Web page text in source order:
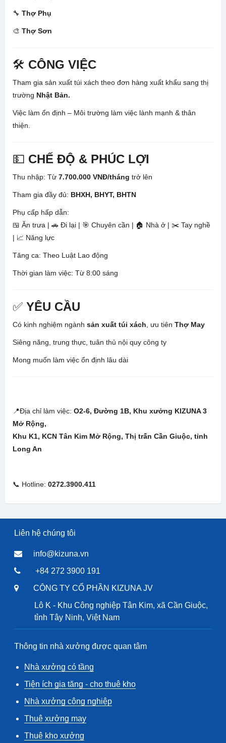
🔧 Thợ Phụ
🎨 Thợ Sơn
🛠 CÔNG VIỆC
Tham gia sản xuất túi xách theo đơn hàng xuất khẩu sang thị
trường Nhật Bản.
Việc làm ổn định – Môi trường làm việc lành mạnh & thân
thiện.
💵 CHẾ ĐỘ & PHÚC LỢI
Thu nhập: Từ 7.700.000 VNĐ/tháng trở lên
Tham gia đầy đủ: BHXH, BHYT, BHTN
Phụ cấp hấp dẫn:
🍱 Ăn trưa | 🚗 Đi lại | 🎯 Chuyên cần | 🏠 Nhà ở | ✂️ Tay nghề
| 📈 Năng lực
Tăng ca: Theo Luật Lao động
Thời gian làm việc: Từ 8:00 sáng
✅ YÊU CẦU
Có kinh nghiệm ngành sản xuất túi xách , ưu tiên Thợ May
Siêng năng, trung thực, tuân thủ nội quy công ty
Mong muốn làm việc ổn định lâu dài
📍Địa chỉ làm việc: O2-6, Đường 1B, Khu xưởng KIZUNA 3
Mở Rộng,
Khu K1, KCN Tân Kim Mở Rộng, Thị trấn Cần Giuộc, tỉnh
Long An
📞 Hotline: 0272.3900.411
Liên hệ chúng tôi
info@kizuna.vn
+84 272 3900 191
CÔNG TY CỔ PHẦN KIZUNA JV
Lô K - Khu Công nghiệp Tân Kim, xã Cần Giuộc,
tỉnh Tây Ninh, Việt Nam
Thông tin nhà xưởng được quan tâm
Nhà xưởng có tầng
Tiện ích gia tăng - cho thuê kho
Nhà xưởng công nghiệp
Thuê xưởng may
Thuê kho xưởng